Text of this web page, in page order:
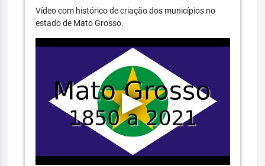
Vídeo com histórico de criação dos municípios no
estado de Mato Grosso.